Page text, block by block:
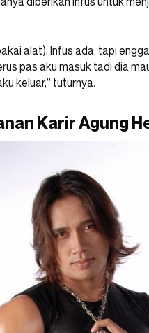
alat). Infus ada, tapi
pas aku masuk tadi dia
keluar,” tuturnya.
Karir Agung